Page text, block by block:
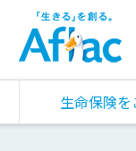
生命保険